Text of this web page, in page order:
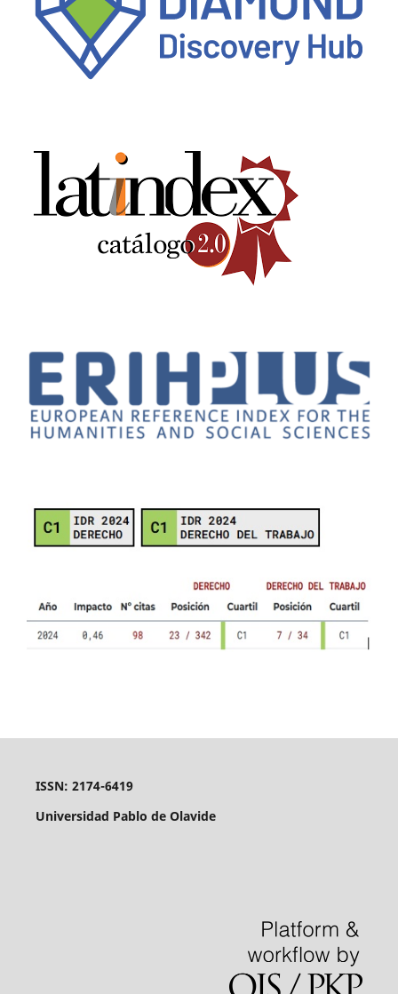
ISSN: 2174-6419
Universidad Pablo de Olavide